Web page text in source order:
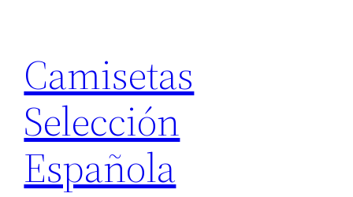
contenido
Camisetas
Selección
Española